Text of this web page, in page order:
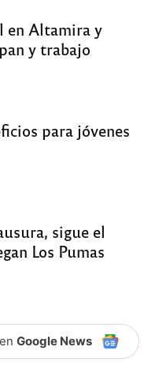
en Altamira y
y trabajo
para jóvenes
sigue el
Los Pumas
en Google News